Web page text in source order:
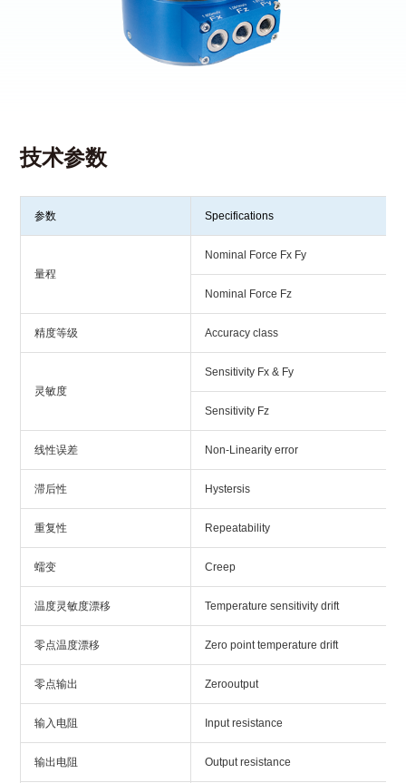
技术参数
参数 Specifications
量程
Nominal Force Fx Fy
Nominal Force Fz
精度等级 Accuracy class
灵敏度
Sensitivity Fx & Fy
Sensitivity Fz
线性误差 Non-Linearity error
滞后性 Hystersis
重复性 Repeatability
蠕变 Creep
温度灵敏度漂移 Temperature sensitivity drift
零点温度漂移 Zero point temperature drift
零点输出 Zerooutput
输入电阻 Input resistance
输出电阻 Output resistance